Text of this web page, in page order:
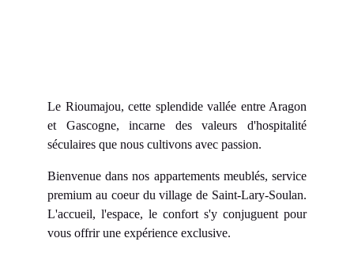
Le Rioumajou, cette splendide vallée entre Aragon
et Gascogne, incarne des valeurs d'hospitalité
séculaires que nous cultivons avec passion.
Bienvenue dans nos appartements meublés, service
premium au coeur du village de Saint-Lary-Soulan.
L'accueil, l'espace, le confort s'y conjuguent pour
vous offrir une expérience exclusive.